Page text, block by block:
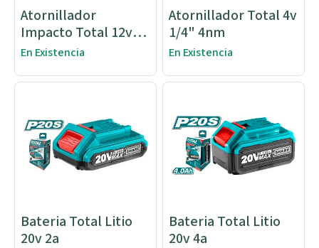
Atornillador
Impacto Total 12v
100nm
En Existencia
Atornillador Total 4v
1/4" 4nm
En Existencia
Bateria Total Litio
20v 2a
Bateria Total Litio
20v 4a